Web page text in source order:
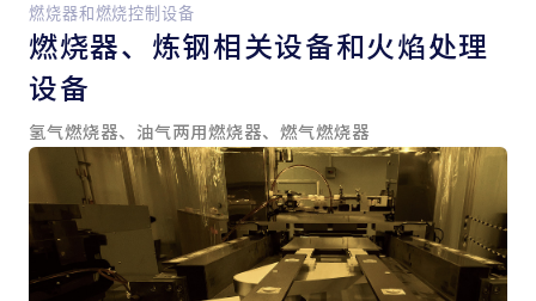
燃烧器和燃烧控制设备
燃烧器、 炼钢相关设备和火焰处理
设备
氢气燃烧器、油气两用燃烧器、燃气燃烧器